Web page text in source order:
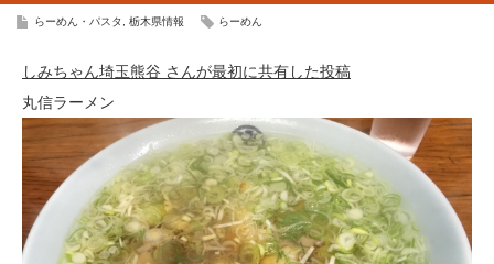
らーめん・パスタ 栃木県情報 らーめん
しみちゃん埼玉熊谷 さんが最初に共有した投稿
丸信ラーメン